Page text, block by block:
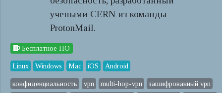
учеными CERN из команды
ProtonMail.
Бесплатное ПО
Linux Windows Mac iOS Android
конфиденциальность vpn multi-hop-vpn
зашифрованный vpn